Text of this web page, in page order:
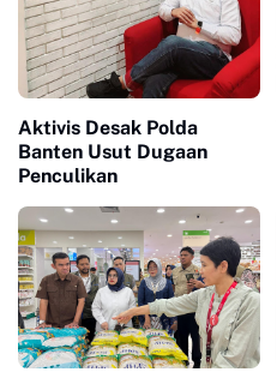
Aktivis Desak Polda
Banten Usut Dugaan
Penculikan